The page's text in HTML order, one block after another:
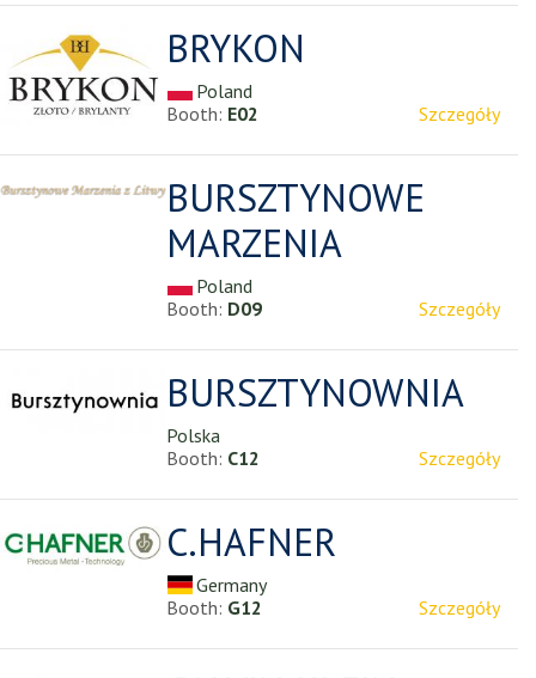
BRYKON
Poland
Booth: E02 Szczegóły
BURSZTYNOWE
MARZENIA
Poland
Booth: D09 Szczegóły
BURSZTYNOWNIA
Polska
Booth: C12 Szczegóły
C.HAFNER
Germany
Booth: G12 Szczegóły